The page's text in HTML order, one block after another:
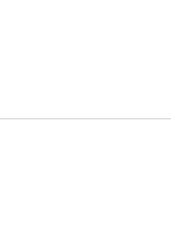
zdarma